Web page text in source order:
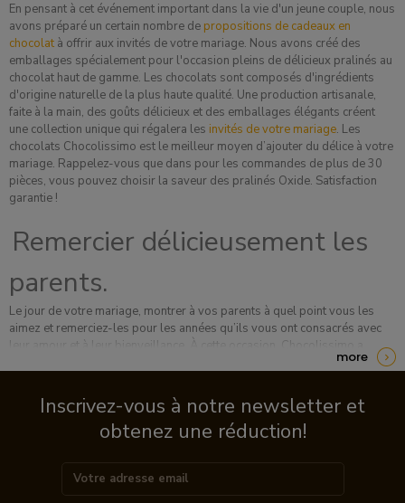
En pensant à cet événement important dans la vie d'un jeune couple, nous
avons préparé un certain nombre de propositions de cadeaux en
chocolat à offrir aux invités de votre mariage. Nous avons créé des
emballages spécialement pour l'occasion pleins de délicieux pralinés au
chocolat haut de gamme. Les chocolats sont composés d'ingrédients
d'origine naturelle de la plus haute qualité. Une production artisanale,
faite à la main, des goûts délicieux et des emballages élégants créent
une collection unique qui régalera les invités de votre mariage. Les
chocolats Chocolissimo est le meilleur moyen d’ajouter du délice à votre
mariage. Rappelez-vous que dans pour les commandes de plus de 30
pièces, vous pouvez choisir la saveur des pralinés Oxide. Satisfaction
garantie !
Remercier délicieusement les
parents.
Le jour de votre mariage, montrer à vos parents à quel point vous les
aimez et remerciez-les pour les années qu’ils vous ont consacrés avec
leur amour et à leur bienveillance. À cette occasion, Chocolissimo a
préparé une série de délices au chocolat dans des délicats écrins en
pour rendre vos cadeaux encore plus personnels. Parmi les pralines, il y
a des pralines fabriquées par de célèbres chocolatiers français,
allemands, belges et suisses. Parmi les propositions les plus
ChocoGrande.
more
Inscrivez-vous à notre newsletter et
obtenez une réduction!